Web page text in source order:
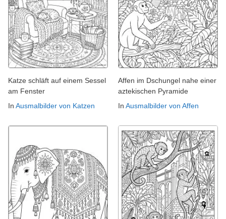
Katze schläft auf einem Sessel
am Fenster
In Ausmalbilder von Katzen
Affen im Dschungel nahe einer
aztekischen Pyramide
In Ausmalbilder von Affen